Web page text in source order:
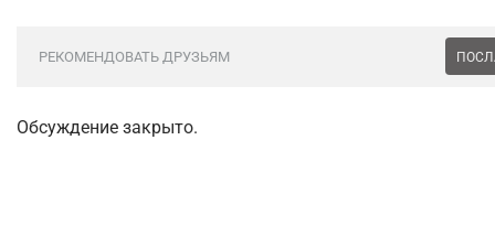
РЕКОМЕНДОВАТЬ ДРУЗЬЯМ
Обсуждение закрыто.